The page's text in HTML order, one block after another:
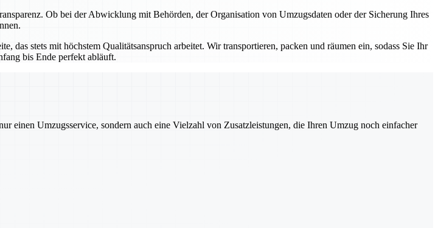
Ob bei der Abwicklung mit Behörden, der Organisation von Umzugsdaten oder der Sicherung Ihres
das stets mit höchstem Qualitätsanspruch arbeitet. Wir transportieren, packen und räumen ein, sodass Sie Ihr
bis Ende perfekt abläuft.
einen Umzugsservice, sondern auch eine Vielzahl von Zusatzleistungen, die Ihren Umzug noch einfacher